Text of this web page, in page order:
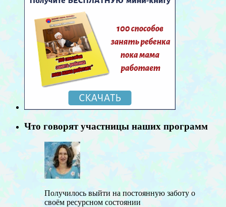
Что говорят участницы наших программ
Получилось выйти на постоянную заботу о
своём ресурсном состоянии